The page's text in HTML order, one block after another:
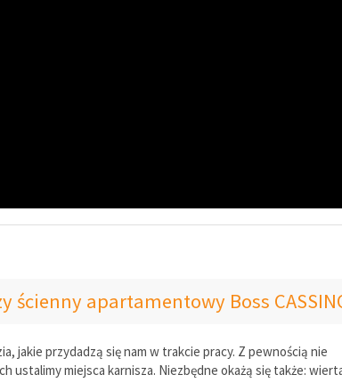
apartamentowy Boss
jakie przydadzą się nam w trakcie pracy. Z pewnością nie
ustalimy miejsca karnisza. Niezbędne okażą się także: